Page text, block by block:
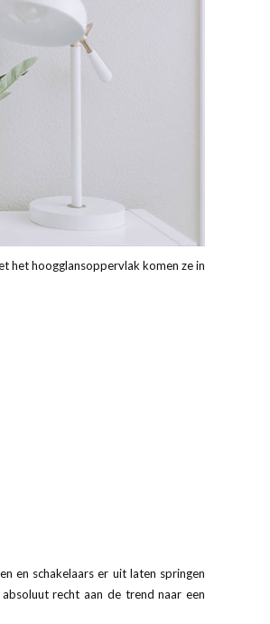
het hoogglansoppervlak komen ze in
en schakelaars er uit laten springen
recht aan de trend naar een